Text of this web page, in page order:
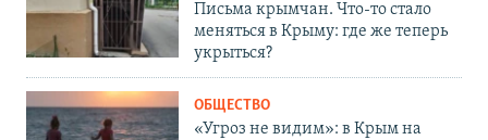
Письма крымчан. Что-то стало
меняться в Крыму: где же теперь
укрыться?
ОБЩЕСТВО
«Угроз не видим»: в Крым на